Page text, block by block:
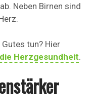
Neben Birnen sind
tun? Hier
Herzgesundheit.